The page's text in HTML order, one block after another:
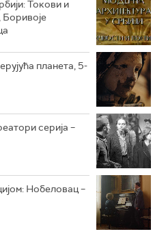
Токови и
планета, 5-
серија –
Нобеловац –